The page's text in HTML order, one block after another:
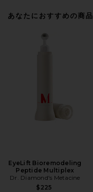
あなたにおすすめの商品
EyeLift Bioremodeling
Peptide Multiplex
Dr. Diamond's Metacine
$225